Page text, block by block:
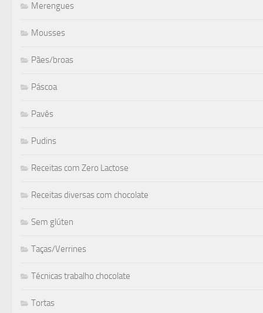
Merengues
Mousses
Pães/broas
Páscoa
Pavês
Pudins
Receitas com Zero Lactose
Receitas diversas com chocolate
Sem glúten
Taças/Verrines
Técnicas trabalho chocolate
Tortas